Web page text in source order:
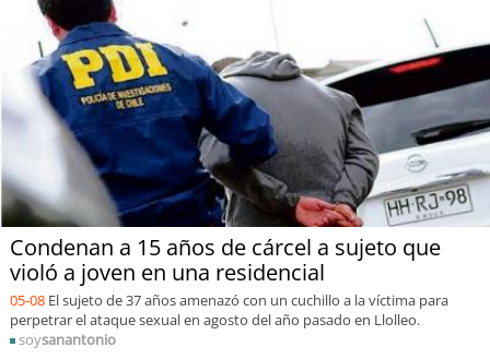
Condenan a 15 años de cárcel a sujeto que
violó a joven en una residencial
05-08 El sujeto de 37 años amenazó con un cuchillo a la víctima para
perpetrar el ataque sexual en agosto del año pasado en Llolleo.
soysanantonio